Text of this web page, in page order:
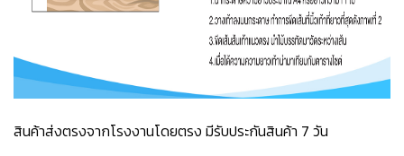
สินค้าส่งตรงจากโรงงานโดยตรง มีรับประกันสินค้า 7 วัน